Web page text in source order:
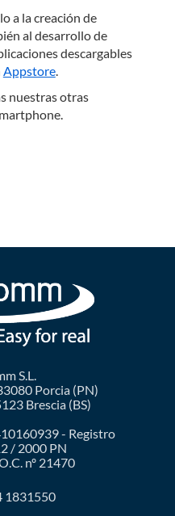
a la creación de
al desarrollo de
descargables
Appstore.
nuestras otras
S.L.
Porcia (PN)
Brescia (BS)
- Registro
/ 2000 PN
nº 21470
1831550